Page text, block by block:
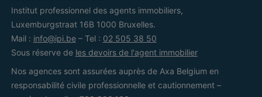
Institut professionnel des agents immobiliers,
Luxemburgstraat 16B 1000 Bruxelles.
Mail : info@ipi.be– Tel : 02 505 38 50
Sous réserve de les devoirs de l'agent immobilier
Nos agences sont assurées auprès de Axa Belgium en
responsabilité civile professionnelle et cautionnement –